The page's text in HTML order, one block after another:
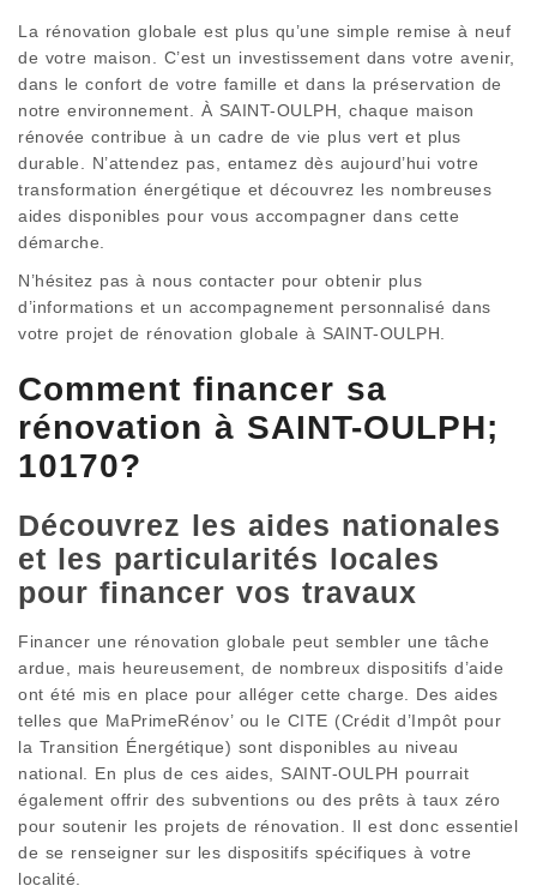
La rénovation globale est plus qu’une simple remise à neuf
de votre maison. C’est un investissement dans votre avenir,
dans le confort de votre famille et dans la préservation de
notre environnement. À SAINT-OULPH, chaque maison
rénovée contribue à un cadre de vie plus vert et plus
durable. N’attendez pas, entamez dès aujourd’hui votre
transformation énergétique et découvrez les nombreuses
aides disponibles pour vous accompagner dans cette
démarche.
N’hésitez pas à nous contacter pour obtenir plus
d’informations et un accompagnement personnalisé dans
votre projet de rénovation globale à SAINT-OULPH.
Comment financer sa
rénovation à SAINT-OULPH;
10170?
Découvrez les aides nationales
et les particularités locales
pour financer vos travaux
Financer une rénovation globale peut sembler une tâche
ardue, mais heureusement, de nombreux dispositifs d’aide
ont été mis en place pour alléger cette charge. Des aides
telles que MaPrimeRénov’ ou le CITE (Crédit d’Impôt pour
la Transition Énergétique) sont disponibles au niveau
national. En plus de ces aides, SAINT-OULPH pourrait
également offrir des subventions ou des prêts à taux zéro
pour soutenir les projets de rénovation. Il est donc essentiel
de se renseigner sur les dispositifs spécifiques à votre
localité.